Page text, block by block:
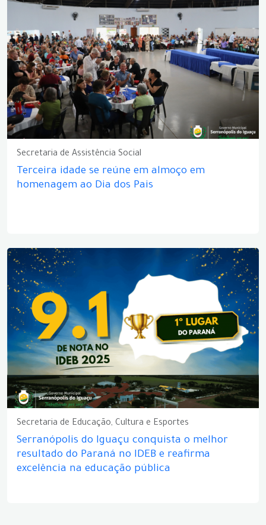
Secretaria de Assistência Social
Terceira idade se reúne em almoço em
homenagem ao Dia dos Pais
Secretaria de Educação, Cultura e Esportes
Serranópolis do Iguaçu conquista o melhor
resultado do Paraná no IDEB e reafirma
excelência na educação pública